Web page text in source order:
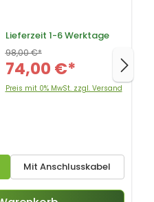
Mit Anschlusskabel
Lieferzeit 1-6 Werktage
74,00 €*
98,00 €*
Preis mit 0% MwSt. zzgl. Versand